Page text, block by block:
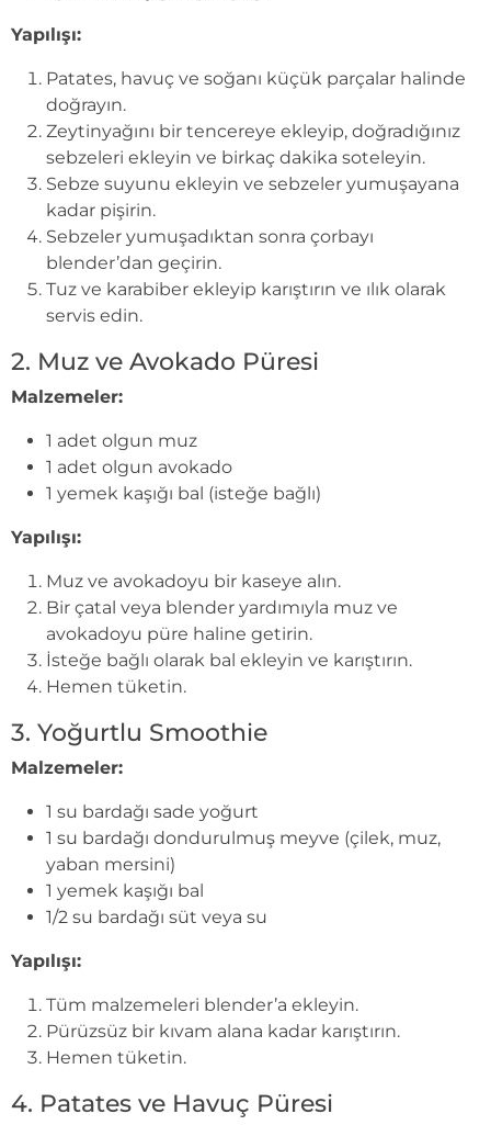
Yapılışı:
Patates, havuç ve soğanı küçük parçalar halinde
doğrayın.
Zeytinyağını bir tencereye ekleyip, doğradığınız
sebzeleri ekleyin ve birkaç dakika soteleyin.
Sebze suyunu ekleyin ve sebzeler yumuşayana
kadar pişirin.
Sebzeler yumuşadıktan sonra çorbayı
blender’dan geçirin.
Tuz ve karabiber ekleyip karıştırın ve ılık olarak
servis edin.
2. Muz ve Avokado Püresi
Malzemeler:
1 adet olgun muz
1 adet olgun avokado
1 yemek kaşığı bal (isteğe bağlı)
Yapılışı:
Muz ve avokadoyu bir kaseye alın.
Bir çatal veya blender yardımıyla muz ve
avokadoyu püre haline getirin.
İsteğe bağlı olarak bal ekleyin ve karıştırın.
Hemen tüketin.
3. Yoğurtlu Smoothie
Malzemeler:
1 su bardağı sade yoğurt
1 su bardağı dondurulmuş meyve (çilek, muz,
yaban mersini)
1 yemek kaşığı bal
1/2 su bardağı süt veya su
Yapılışı:
Tüm malzemeleri blender’a ekleyin.
Pürüzsüz bir kıvam alana kadar karıştırın.
Hemen tüketin.
4. Patates ve Havuç Püresi